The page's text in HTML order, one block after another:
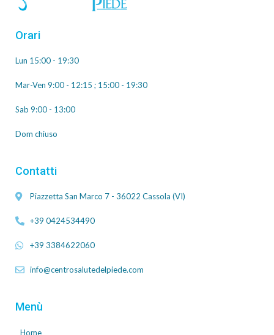
Orari
Lun 15:00 - 19:30
Mar-Ven 9:00 - 12:15 ; 15:00 - 19:30
Sab 9:00 - 13:00
Dom chiuso
Contatti
Piazzetta San Marco 7 - 36022 Cassola (VI)
+39 0424534490
+39 3384622060
info@centrosalutedelpiede.com
Menù
Home